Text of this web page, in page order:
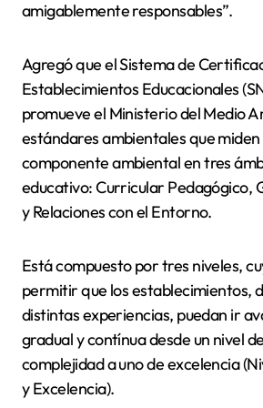
amigablemente responsables”.
Agregó que el Sistema de
Establecimientos Educacionales
promueve el Ministerio del Medio
estándares ambientales que
componente ambiental en tres
educativo: Curricular Pedagógico,
y Relaciones con el Entorno.
Está compuesto por tres niveles,
permitir que los establecimientos,
distintas experiencias, puedan ir
gradual y contínua desde un nivel
complejidad a uno de excelencia
y Excelencia).